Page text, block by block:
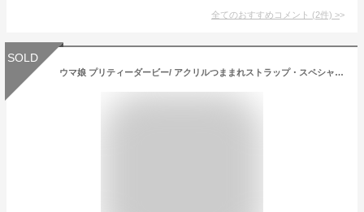
全てのおすすめコメント (2件) >
SOLD
ウマ娘 プリティーダービー/ アクリルつままれストラップ・スペシャルウィーク《新品》